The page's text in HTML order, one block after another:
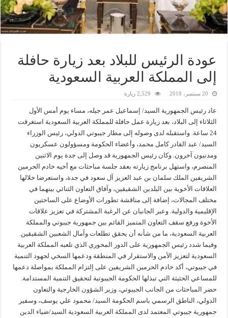
عودة الرئيس للبلاد بعد زيارة حافلة
إلى المملكة العربية السعودية
20 سبتمبر، 2018 2,529 زيارة
عاد رئيس الجمهورية السيد/ إسماعيل عمر جيله، مساء يوم أمس الأول
الثلاثاء إلى البلاد، بعد زيارة عمل حافلة للمملكة العربية السعودية استغرقت
24 ساعة. واستقبله لدى وصوله إلى مطار جيبوتي الدولي، رئيس الوزراء
السيد/ عبد القادر كامل محمد، وأعضاء الحكومة ومسؤولون عسكريون
ومدنيون آخرون. وكان رئيس الجمهورية قد وصل إلى جدة يوم الاثنين
المنصرم، واستهل برنامج زيارته بعقد جلسة مباحثات مع أخيه خادم الحرمين
الشريفين الملك سلمان بن عبد العزيز آل سعود في جدة، واستعرضا خلالها
العلاقات الأخوية بين البلدين الشقيقين، وآفاق التعاون الثنائي بينهما في
مختلف المجالات، إضافة إلى مناقشة تطورات الأوضاع على الساحتين
الإقليمية والدولية. وعبر الجانبان عن الرغبة المشتركة في تعزيز علاقات
الأخوة ورفع سقف التعاون المتميز القائم بين جمهورية جيبوتي والمملكة
العربية السعودية، ما من شأنه أن يحقق تطلعات وآمال الشعبين الشقيقين.
وفيما شدد رئيس الجمهورية على الدور المحوري الذي تلعبه المملكة العربية
السعودية لتعزيز الأمن والاستقرار في المنطقة ودعمها السخي لجهود التنمية
في جيبوتي، أكد خادم الحرمين الشريفين على إلتزام المملكة بمواصلة دعمها
للمساعي الحثيثة التي تبذلها الحكومة الجيبوتية لتحقيق التنمية المستدامة.
حضر المباحثات من الجانب الجيبوتي، وزير الشؤون الخارجية والتعاون
الدولي، الناطق الرسمي باسم الحكومة السيد/ محمود علي يوسف، وسفير
جمهورية جيبوتي المعتمد لدى المملكة العربية السعودية السيد/ضياء الدين